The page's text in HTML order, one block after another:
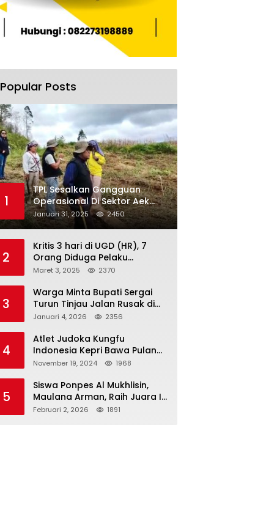
Popular Posts
1
TPL Sesalkan Gangguan
Operasional Di Sektor Aek
Nauli
Januari 31, 2025 2450
2
Kritis 3 hari di UGD (HR), 7
Orang Diduga Pelaku
Pengeroyokan di Lift KTV
Kantor Hukum JAP
Pertanyakan Kinerja Polresta
Tanjungpinang
Maret 3, 2025 2370
3
Warga Minta Bupati Sergai
Turun Tinjau Jalan Rusak di
Dusun 4 Desa Sei Periuk
Januari 4, 2026 2356
4
Atlet Judoka Kungfu
Indonesia Kepri Bawa Pulang
11 Medali Pra Fornas bogor, 3
November 19, 2024 1968
5
Siswa Ponpes Al Mukhlisin,
Maulana Arman, Raih Juara I
Taekwondo Junior Putra di
Februari 2, 2026 1891